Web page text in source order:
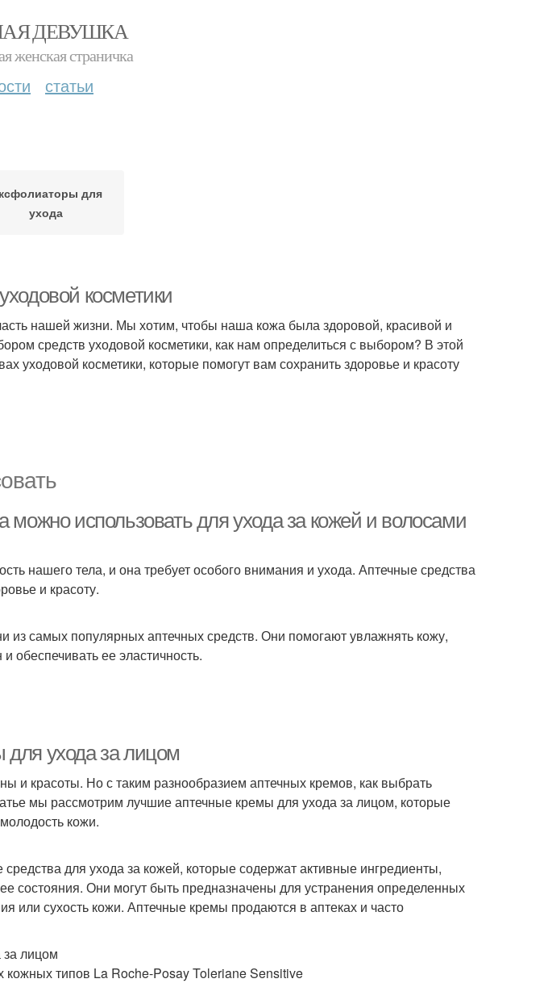
ДЕВУШКА
женская страничка
статьи
для
ухода
косметики
нашей жизни. Мы хотим, чтобы наша кожа была здоровой, красивой и
средств уходовой косметики, как нам определиться с выбором? В этой
уходовой косметики, которые помогут вам сохранить здоровье и красоту
можно использовать для ухода за кожей и волосами
нашего тела, и она требует особого внимания и ухода. Аптечные средства
и красоту.
из самых популярных аптечных средств. Они помогают увлажнять кожу,
обеспечивать ее эластичность.
ухода за лицом
и красоты. Но с таким разнообразием аптечных кремов, как выбрать
мы рассмотрим лучшие аптечные кремы для ухода за лицом, которые
кожи.
для ухода за кожей, которые содержат активные ингредиенты,
состояния. Они могут быть предназначены для устранения определенных
или сухость кожи. Аптечные кремы продаются в аптеках и часто
лицом
кожных типов La Roche-Posay Toleriane Sensitive